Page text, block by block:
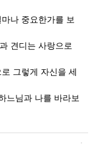
나 중요한가를 보
견디는 사랑으로
그렇게 자신을 세
느님과 나를 바라보